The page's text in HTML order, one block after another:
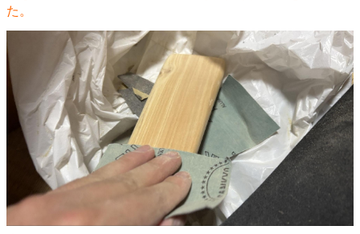
た。